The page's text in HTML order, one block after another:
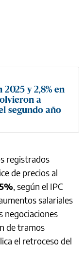
2025 y 2,8% en
a
segundo año
registrados
de precios al
, según el IPC
salariales
negociaciones
de tramos
el retroceso del